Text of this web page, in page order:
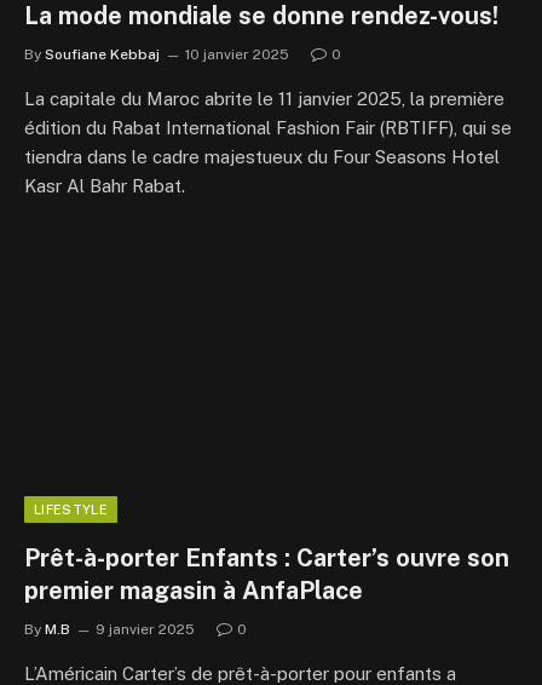
La mode mondiale se donne rendez-vous!
By Soufiane Kebbaj 10 janvier 2025 0
La capitale du Maroc abrite le 11 janvier 2025, la première
édition du Rabat International Fashion Fair (RBTIFF), qui se
tiendra dans le cadre majestueux du Four Seasons Hotel
Kasr Al Bahr Rabat.
LIFESTYLE
Prêt-à-porter Enfants : Carter’s ouvre son
premier magasin à AnfaPlace
By M.B 9 janvier 2025 0
L’Américain Carter’s de prêt-à-porter pour enfants a